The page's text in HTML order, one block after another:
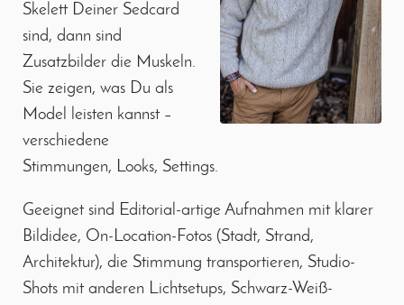
Skelett Deiner Sedcard
sind, dann sind
Zusatzbilder die Muskeln.
Sie zeigen, was Du als
Model leisten kannst –
verschiedene
Stimmungen, Looks, Settings.
Geeignet sind Editorial-artige Aufnahmen mit klarer
Bildidee, On-Location-Fotos (Stadt, Strand,
Architektur), die Stimmung transportieren, Studio-
Shots mit anderen Lichtsetups, Schwarz-Weiß-